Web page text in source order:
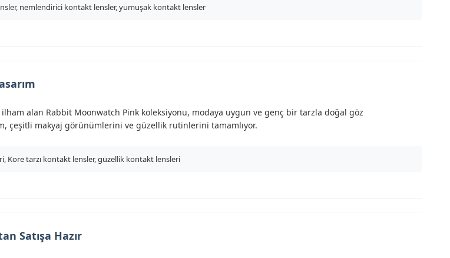
nemlendirici kontakt lensler, yumuşak kontakt lensler
alan Rabbit Moonwatch Pink koleksiyonu, modaya uygun ve genç bir tarzla doğal göz
çeşitli makyaj görünümlerini ve güzellik rutinlerini tamamlıyor.
Kore tarzı kontakt lensler, güzellik kontakt lensleri
Satışa Hazır